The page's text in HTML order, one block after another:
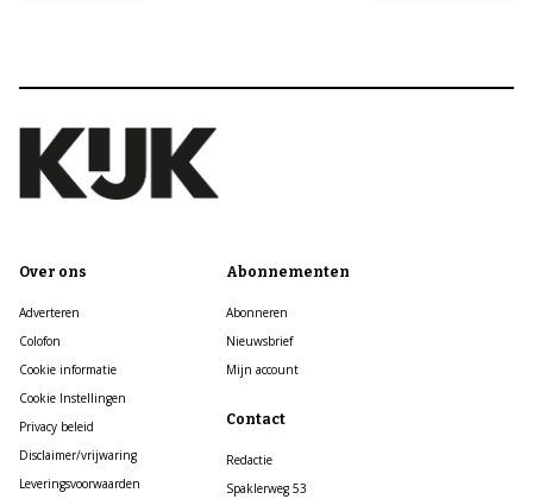
Over ons
Adverteren
Colofon
Cookie informatie
Cookie Instellingen
Privacy beleid
Disclaimer/vrijwaring
Leveringsvoorwaarden
Abonnementen
Abonneren
Nieuwsbrief
Mijn account
Contact
Redactie
Spaklerweg 53